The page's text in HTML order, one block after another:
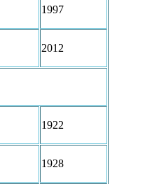
1997
2012
1922
1928